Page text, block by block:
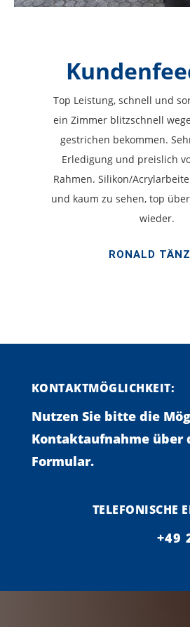
Top Leistung, schnell und
ein Zimmer blitzschnell
gestrichen bekommen.
Erledigung und preislich
Rahmen. Silikon/
und kaum zu sehen, top
wieder.
RONALD
KONTAKTMÖGLICHKEIT:
Nutzen Sie bitte die
Kontaktaufnahme über
Formular.
TELEFONISCHE
+49